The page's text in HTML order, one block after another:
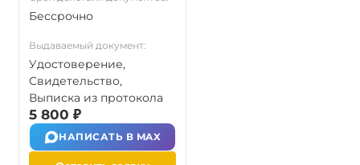
Бессрочно
Выдаваемый документ:
Удостоверение,
Свидетельство,
Выписка из протокола
5 800 ₽
НАПИСАТЬ В MAX